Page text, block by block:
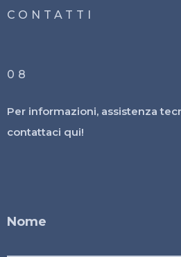
CONTATTI
08
Per informazioni, assistenza
contattaci qui!
Nome